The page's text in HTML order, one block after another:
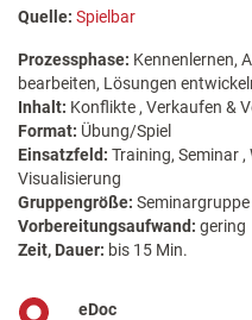
Quelle: Spielbar
Prozessphase: Kennenlernen,
bearbeiten, Lösungen
Inhalt: Konflikte , Verkaufen &
Format: Übung/Spiel
Einsatzfeld: Training, Seminar
Visualisierung
Gruppengröße:
Vorbereitungsaufwand: gering
Zeit, Dauer: bis 15 Min.
eDoc